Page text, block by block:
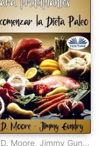
Steven D. Moore, Jimmy Gundry